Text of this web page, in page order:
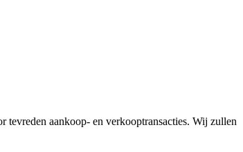
aankoop- en verkooptransacties. Wij zullen